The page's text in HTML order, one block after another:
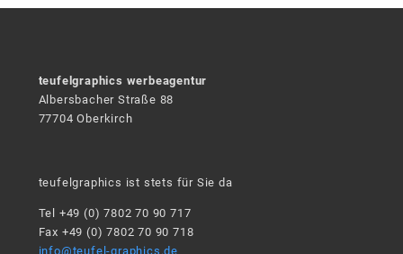
teufelgraphics werbeagentur
Albersbacher Straße 88
77704 Oberkirch
teufelgraphics ist stets für Sie da
Tel +49 (0) 7802 70 90 717
Fax +49 (0) 7802 70 90 718
info@teufel-graphics.de